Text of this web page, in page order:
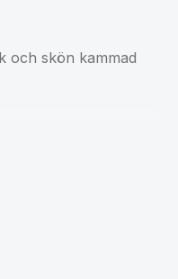
och skön kammad